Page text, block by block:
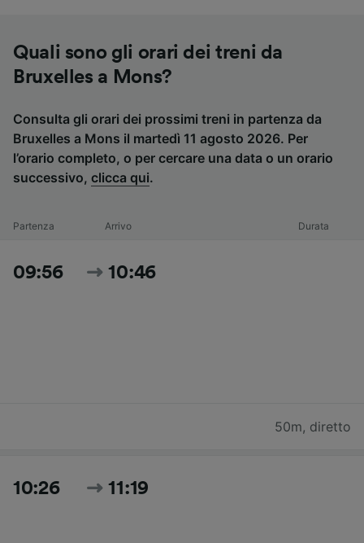
Quali sono gli orari dei treni da
Bruxelles a Mons?
Consulta gli orari dei prossimi treni in partenza da
Bruxelles a Mons il martedì 11 agosto 2026. Per
l’orario completo, o per cercare una data o un orario
successivo, clicca qui.
Partenza Arrivo Durata
09:56 10:46
50m, diretto
10:26 11:19